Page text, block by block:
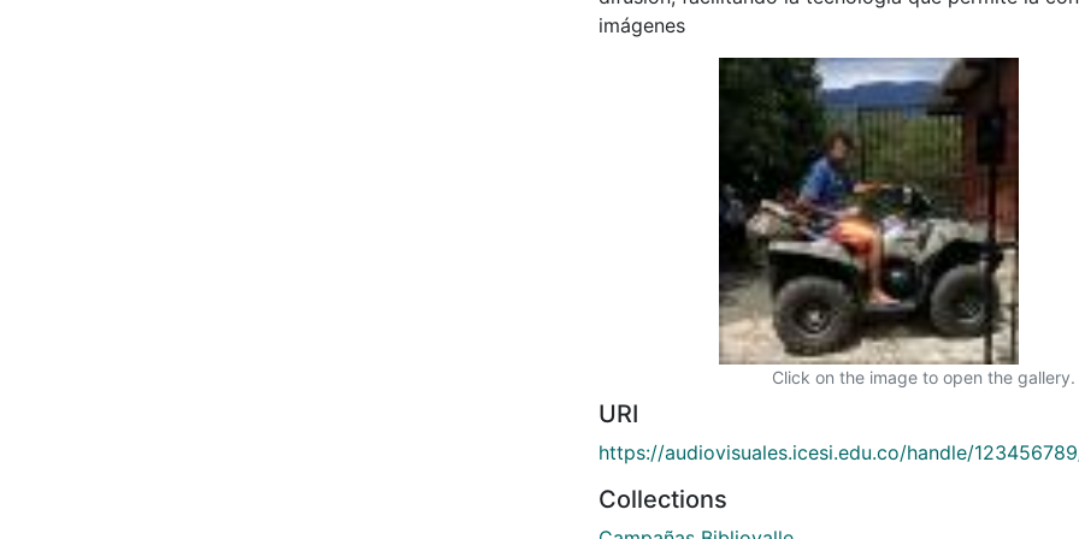
imágenes
Click on the image to open the gallery.
URI
https://audiovisuales.icesi.edu.co/handle/
Collections